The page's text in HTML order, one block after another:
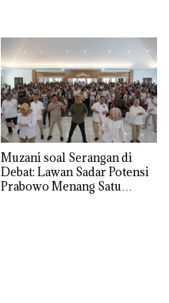
Muzani soal Serangan di
Debat: Lawan Sadar Potensi
Prabowo Menang Satu